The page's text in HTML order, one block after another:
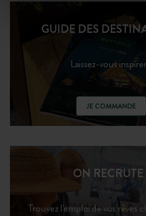
GUIDE DES
Laissez-vous
JE COMMANDE
ON RECRUTE
Trouvez l'emploi de vos rêves